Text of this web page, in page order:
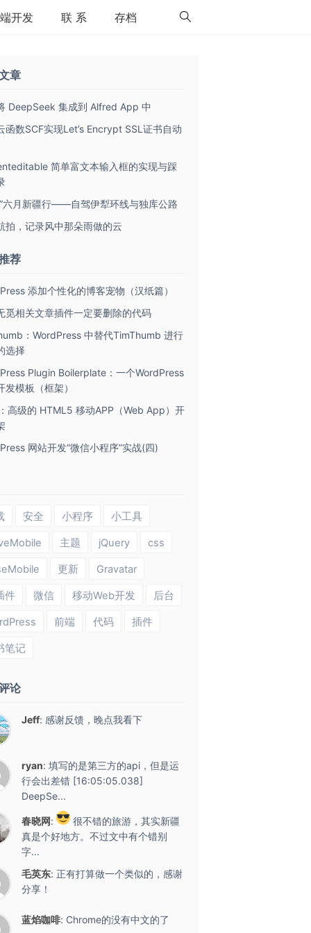
开发 联 系 存档
章
DeepSeek 集成到 Alfred App 中
函数SCF实现Let’s Encrypt SSL证书自动
简单富文本输入框的实现与踩
六月新疆行——自驾伊犁环线与独库公路
拍，记录风中那朵雨做的云
荐
添加个性化的博客宠物（汉纸篇）
觅相关文章插件一定要删除的代码
：WordPress 中替代TimThumb 进行
选择
Plugin Boilerplate：一个WordPress
发模板（框架）
高级的 HTML5 移动APP（Web App）开
网站开发“微信小程序”实战(四)
安全 小程序 小工具
主题 jQuery css
更新 Gravatar
件 微信 移动Web开发 后台
前端 代码 插件
笔记
论
Jeff: 感谢反馈，晚点我看下
ryan: 填写的是第三方的api，但是运
行会出差错 [16:05:05.038]
DeepSe...
春晓网:
很不错的旅游，其实新疆
真是个好地方。不过文中有个错别
字...
毛英东: 正有打算做一个类似的，感谢
分享！
蓝焰咖啡: Chrome的没有中文的了